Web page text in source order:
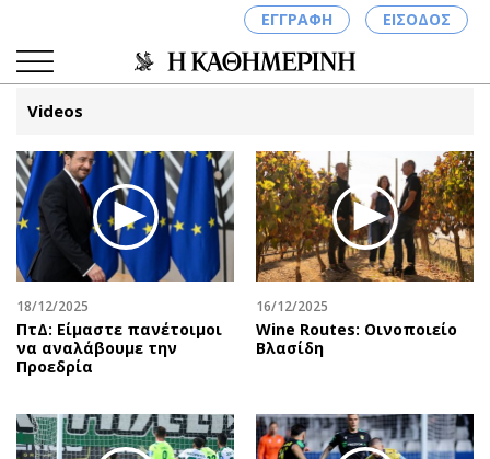
ΕΓΓΡΑΦΗ ΕΙΣΟΔΟΣ
ΚΑΤΗΓΟΡΙΕΣ ΣΥΝΔΕΣΗ
Κύπρος
Παιδεία
Υγεία
Πολιτική
Βουλευτικές 2026
Προεδρικές 2023
Δημοσκοπήσεις
Απόψεις
Αρθρογραφία
The Hill
Υγεία
Αγγελίες
Πωλούνται
Ζητούν εργασία
Videos
18/12/2025
ΠτΔ: Είμαστε πανέτοιμοι
να αναλάβουμε την
Προεδρία
16/12/2025
Wine Routes: Οινοποιείο
Βλασίδη